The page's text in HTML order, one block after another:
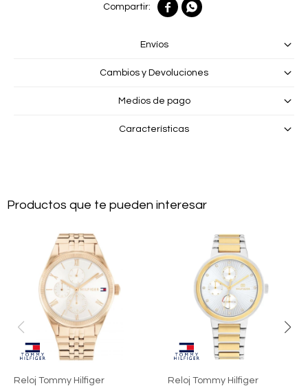
 
Envíos
Cambios y Devoluciones
Medios de pago
Características
Productos que te pueden interesar
Reloj Tommy Hilfiger
Reloj Tommy Hilfiger